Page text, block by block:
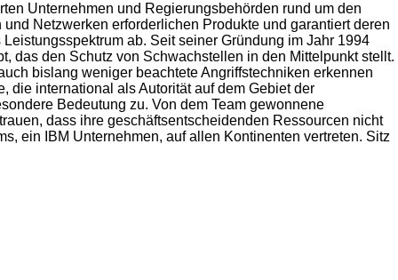
Unternehmen und Regierungsbehörden rund um den
Netzwerken erforderlichen Produkte und garantiert deren
ab. Seit seiner Gründung im Jahr 1994
das den Schutz von Schwachstellen in den Mittelpunkt stellt.
bislang weniger beachtete Angriffstechniken erkennen
die international als Autorität auf dem Gebiet der
Bedeutung zu. Von dem Team gewonnene
dass ihre geschäftsentscheidenden Ressourcen nicht
ein IBM Unternehmen, auf allen Kontinenten vertreten. Sitz